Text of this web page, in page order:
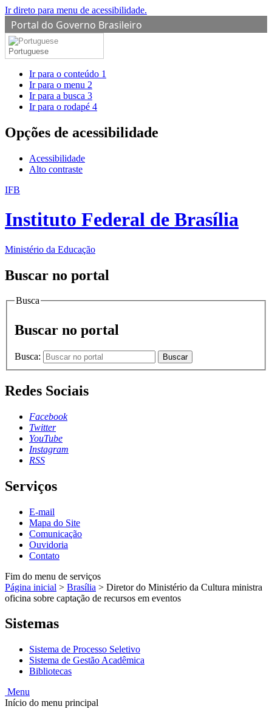
Ir direto para menu de acessibilidade.
Portal do Governo Brasileiro
Portuguese
Ir para o conteúdo 1
Ir para o menu 2
Ir para a busca 3
Ir para o rodapé 4
Opções de acessibilidade
Acessibilidade
Alto contraste
IFB
Instituto Federal de Brasília
Ministério da Educação
Buscar no portal
Busca
Buscar no portal
Busca: Buscar
Redes Sociais
Facebook
Twitter
YouTube
Instagram
RSS
Serviços
E-mail
Mapa do Site
Comunicação
Ouvidoria
Contato
Fim do menu de serviços
Página inicial > Brasília > Diretor do Ministério da Cultura ministra
oficina sobre captação de recursos em eventos
Sistemas
Sistema de Processo Seletivo
Sistema de Gestão Acadêmica
Bibliotecas
Menu
Início do menu principal